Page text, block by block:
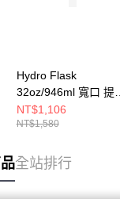
Hydro Flask
32oz/946ml 寬口 提環
保溫瓶 青鳥藍
NT$1,106
NT$1,580
全站排行